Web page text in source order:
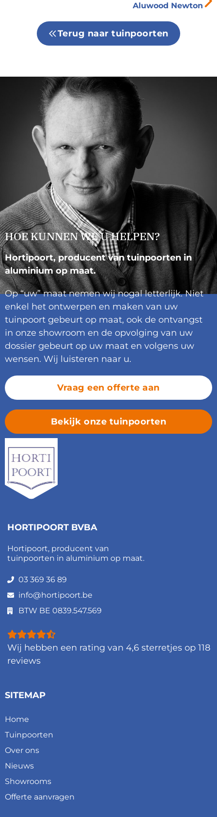
Aluwood Newton
Terug naar tuinpoorten
HOE KUNNEN WE U HELPEN?
Hortipoort, producent van tuinpoorten in
aluminium op maat.
Op “uw” maat nemen wij nogal letterlijk. Niet
enkel het ontwerpen en maken van uw
tuinpoort gebeurt op maat, ook de ontvangst
in onze showroom en de opvolging van uw
dossier gebeurt op uw maat en volgens uw
wensen. Wij luisteren naar u.
Vraag een offerte aan
Bekijk onze tuinpoorten
HORTIPOORT BVBA
Hortipoort, producent van
tuinpoorten in aluminium op maat.
03 369 36 89
info@hortipoort.be
BTW BE 0839.547.569
Wij hebben een rating van 4,6 sterretjes op 118
reviews
SITEMAP
Home
Tuinpoorten
Over ons
Nieuws
Showrooms
Offerte aanvragen